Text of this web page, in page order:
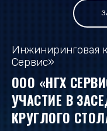
Инжиниринговая
Сервис»
ООО «НГХ
УЧАСТИЕ В
КРУГЛОГО